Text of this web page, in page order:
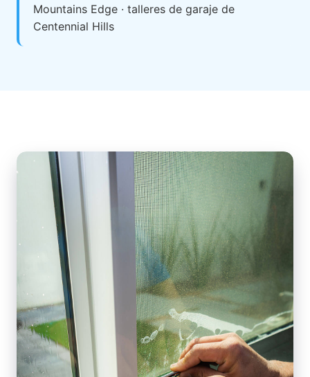
Mountains Edge · talleres de garaje de
Centennial Hills